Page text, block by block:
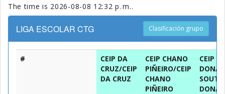
The time is 2026-08-08 12:32 p. m..
LIGA ESCOLAR CTG Clasificación grupo
#
CEIP DA
CRUZ/CEIP
DA CRUZ
CEIP CHANO
PIÑEIRO/CEIP
CHANO
PIÑEIRO
CEIP
SOUTO
DONAS